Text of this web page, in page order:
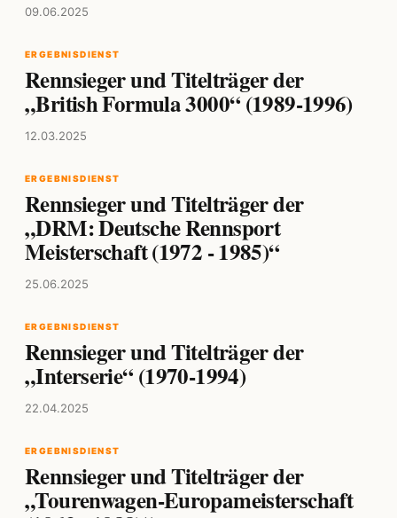
09.06.2025
ERGEBNISDIENST
Rennsieger und Titelträger der
„British Formula 3000“ (1989-1996)
12.03.2025
ERGEBNISDIENST
Rennsieger und Titelträger der
„DRM: Deutsche Rennsport
Meisterschaft (1972 - 1985)“
25.06.2025
ERGEBNISDIENST
Rennsieger und Titelträger der
„Interserie“ (1970-1994)
22.04.2025
ERGEBNISDIENST
Rennsieger und Titelträger der
„Tourenwagen-Europameisterschaft